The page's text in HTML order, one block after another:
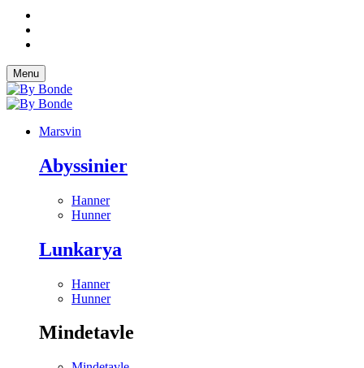
Menu
Marsvin
Abyssinier
Hanner
Hunner
Lunkarya
Hanner
Hunner
Mindetavle